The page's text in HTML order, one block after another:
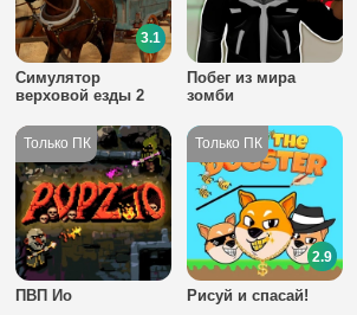
Симулятор
верховой езды 2
3.1
Побег из мира
зомби
ПВП Ио Рисуй и спасай!
2.9